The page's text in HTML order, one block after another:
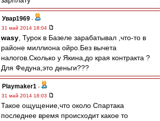
Увар1969 -
31 май 2014 18:04
wasy , Турок в Базеле зарабатывал ,что-то в
районе миллиона ойро.Без вычета
налогов.Сколько у Якина,до края контракта ?
Для Федуна,это деньги???
Playmaker1 -
31 май 2014 18:03
Такое ощущение,что около Спартака
последнее время происходит какое то